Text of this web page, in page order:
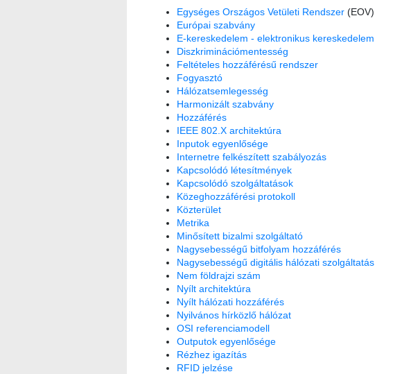
Egységes Országos Vetületi Rendszer(EOV)
Európai szabvány
E-kereskedelem - elektronikus kereskedelem
Diszkriminációmentesség
Feltételes hozzáférésű rendszer
Fogyasztó
Hálózatsemlegesség
Harmonizált szabvány
Hozzáférés
IEEE 802.X architektúra
Inputok egyenlősége
Internetre felkészített szabályozás
Kapcsolódó létesítmények
Kapcsolódó szolgáltatások
Közeghozzáférési protokoll
Közterület
Metrika
Minősített bizalmi szolgáltató
Nagysebességű bitfolyam hozzáférés
Nagysebességű digitális hálózati szolgáltatás
Nem földrajzi szám
Nyílt architektúra
Nyílt hálózati hozzáférés
Nyilvános hírközlő hálózat
OSI referenciamodell
Outputok egyenlősége
Rézhez igazítás
RFID jelzése